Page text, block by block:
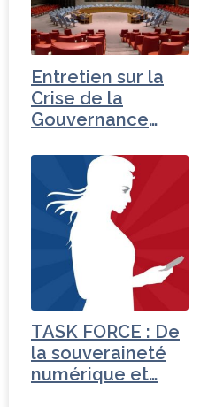
Entretien sur la
Crise de la
Gouvernance
Turquie
TASK FORCE : De
la souveraineté
numérique et…